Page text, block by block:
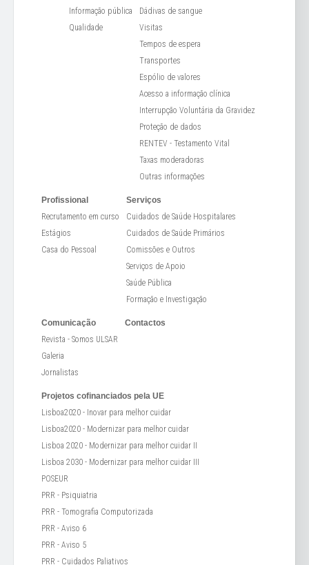
Informação pública
Qualidade
Dádivas de sangue
Visitas
Tempos de espera
Transportes
Espólio de valores
Acesso a informação clínica
Interrupção Voluntária da Gravidez
Proteção de dados
RENTEV - Testamento Vital
Taxas moderadoras
Outras informações
Profissional
Recrutamento em curso
Estágios
Casa do Pessoal
Serviços
Cuidados de Saúde Hospitalares
Cuidados de Saúde Primários
Comissões e Outros
Serviços de Apoio
Saúde Pública
Formação e Investigação
Comunicação
Revista - Somos ULSAR
Galeria
Jornalistas
Contactos
Projetos cofinanciados pela UE
Lisboa2020 - Inovar para melhor cuidar
Lisboa2020 - Modernizar para melhor cuidar
Lisboa 2020 - Modernizar para melhor cuidar II
Lisboa 2030 - Modernizar para melhor cuidar III
POSEUR
PRR - Psiquiatria
PRR - Tomografia Computorizada
PRR - Aviso 6
PRR - Aviso 5
PRR - Cuidados Paliativos